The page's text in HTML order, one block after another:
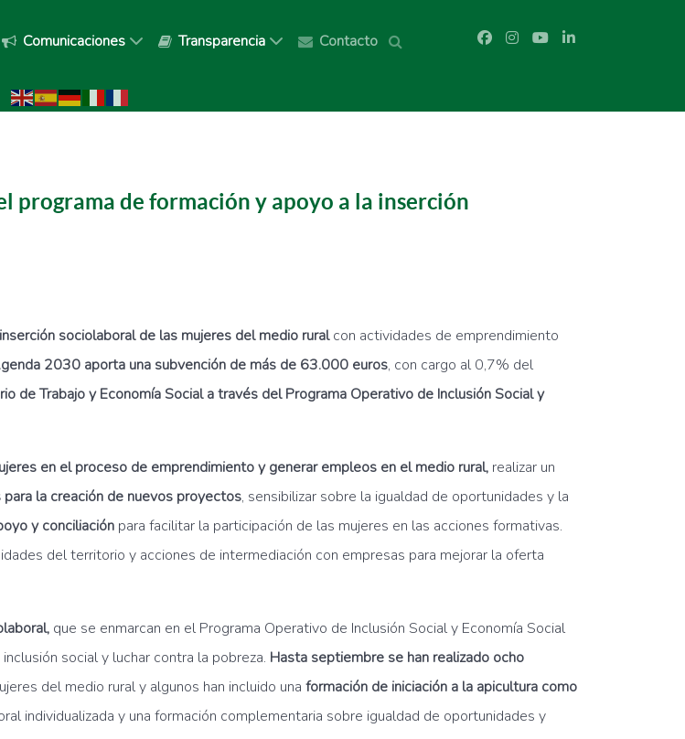
Comunicaciones Transparencia Contacto
programa de formación y apoyo a la inserción
sociolaboral de las mujeres del medio ruralcon actividades de emprendimiento
2030 aporta una subvención de más de 63.000 euros, con cargo al 0,7% del
de Trabajo y Economía Social a través del Programa Operativo de Inclusión Social y
en el proceso de emprendimiento y generar empleos en el medio rural, realizar un
la creación de nuevos proyectos, sensibilizar sobre la igualdad de oportunidades y la
y conciliación para facilitar la participación de las mujeres en las acciones formativas.
del territorio y acciones de intermediación con empresas para mejorar la oferta
que se enmarcan en el Programa Operativo de Inclusión Social y Economía Social
social y luchar contra la pobreza. Hasta septiembre se han realizado ocho
del medio rural y algunos han incluido una formación de iniciación a la apicultura como
individualizada y una formación complementaria sobre igualdad de oportunidades y